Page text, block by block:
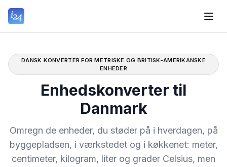
DANSK KONVERTER FOR METRISKE OG BRITISK-AMERIKANSKE
ENHEDER
Enhedskonverter til
Danmark
Omregn de enheder, du støder på i hverdagen, på
byggepladsen, i værkstedet og i køkkenet: meter,
centimeter, kilogram, liter og grader Celsius, men